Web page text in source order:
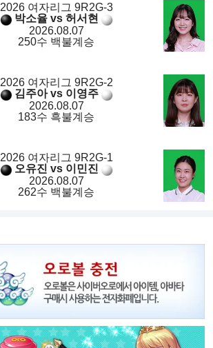
2026 여자리그 9R2G-3
박소율 vs 허서현
2026.08.07
250수 백불계승
2026 여자리그 9R2G-2
김주아 vs 이영주
2026.08.07
183수 흑불계승
2026 여자리그 9R2G-1
오유진 vs 이민진
2026.08.07
262수 백불계승